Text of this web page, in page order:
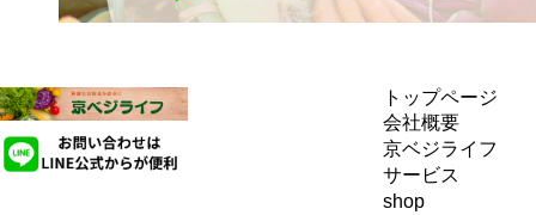
トップページ
会社概要
京ベジライフ
サービス
shop